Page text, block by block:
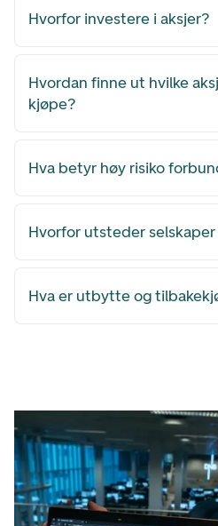
Hvorfor investere i aksjer?
Hvordan finne ut hvilke
kjøpe?
Hva betyr høy risiko
Hvorfor utsteder selskaper
Hva er utbytte og